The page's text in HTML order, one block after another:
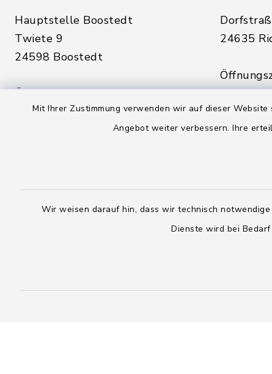
Mit Ihrer Zustimmung verwenden wir auf dieser
Angebot weiter verbessern. Ihre
Wir weisen darauf hin, dass wir technisch
Dienste wird bei
Hauptstelle Boostedt
Twiete 9
24598 Boostedt
Öffnungszeiten hier:
Montag, Dienstag, Donnerstag,
14:00 - 18:00 Uhr
24635
Montag,
Freitag:
08:00 -
sowie